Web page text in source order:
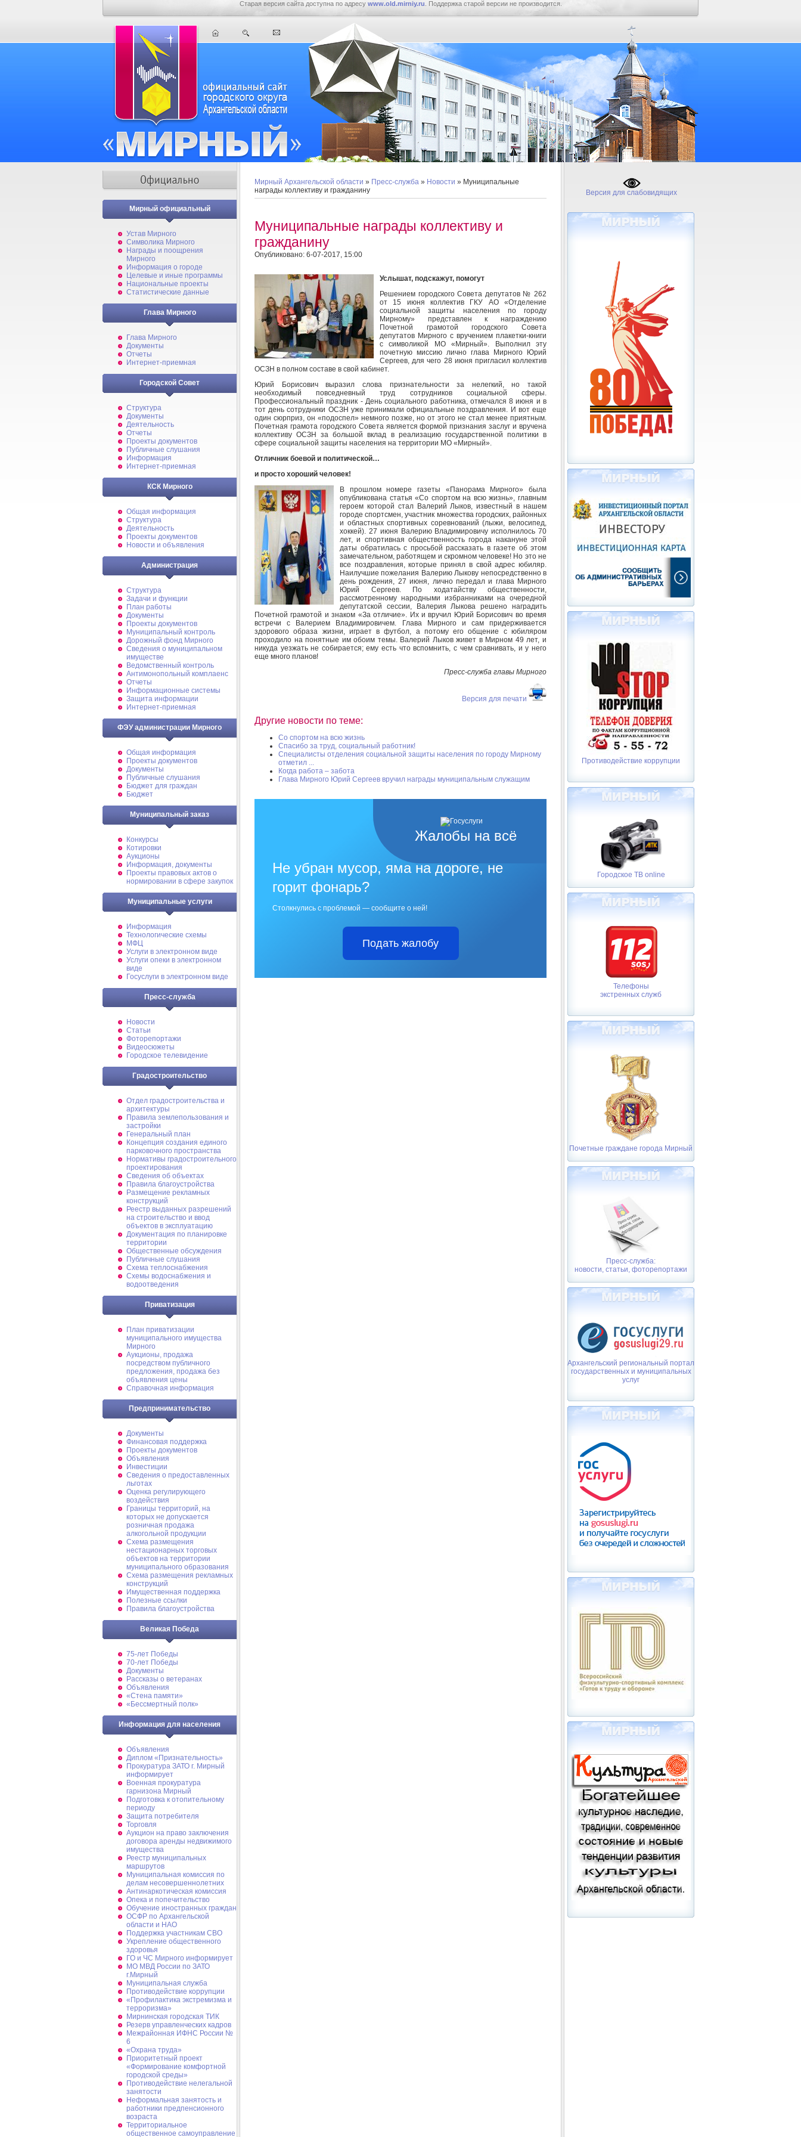
Старая версия сайта доступна по адресу www.old.mirniy.ru . Поддержка старой версии не производится.
Мирный официальный
Устав Мирного
Символика Мирного
Награды и поощрения
Мирного
Информация о городе
Целевые и иные программы
Национальные проекты
Статистические данные
Глава Мирного
Глава Мирного
Документы
Отчеты
Интернет-приемная
Городской Совет
Структура
Документы
Деятельность
Отчеты
Проекты документов
Публичные слушания
Информация
Интернет-приемная
КСК Мирного
Общая информация
Структура
Деятельность
Проекты документов
Новости и объявления
Администрация
Структура
Задачи и функции
План работы
Документы
Проекты документов
Муниципальный контроль
Дорожный фонд Мирного
Cведения о муниципальном
имуществе
Ведомственный контроль
Антимонопольный комплаенс
Отчеты
Информационные системы
Защита информации
Интернет-приемная
ФЭУ администрации Мирного
Общая информация
Проекты документов
Документы
Публичные слушания
Бюджет для граждан
Бюджет
Муниципальный заказ
Конкурсы
Котировки
Аукционы
Информация, документы
Проекты правовых актов о
нормировании в сфере закупок
Муниципальные услуги
Информация
Технологические схемы
МФЦ
Услуги в электронном виде
Услуги опеки в электронном
виде
Госуслуги в электронном виде
Пресс-служба
Новости
Статьи
Фоторепортажи
Видеосюжеты
Городское телевидение
Градостроительство
Отдел градостроительства и
архитектуры
Правила землепользования и
застройки
Генеральный план
Концепция создания единого
парковочного пространства
Нормативы градостроительного
проектирования
Сведения об объектах
Правила благоустройства
Размещение рекламных
конструкций
Реестр выданных разрешений
на строительство и ввод
объектов в эксплуатацию
Документация по планировке
территории
Общественные обсуждения
Публичные слушания
Схема теплоснабжения
Схемы водоснабжения и
водоотведения
Приватизация
План приватизации
муниципального имущества
Мирного
Аукционы, продажа
посредством публичного
предложения, продажа без
объявления цены
Справочная информация
Предпринимательство
Документы
Финансовая поддержка
Проекты документов
Объявления
Инвестиции
Сведения о предоставленных
льготах
Оценка регулирующего
воздействия
Границы территорий, на
которых не допускается
розничная продажа
алкогольной продукции
Схема размещения
нестационарных торговых
объектов на территории
муниципального образования
Схема размещения рекламных
конструкций
Имущественная поддержка
Полезные ссылки
Правила благоустройства
Великая Победа
75-лет Победы
70-лет Победы
Документы
Рассказы о ветеранах
Объявления
«Стена памяти»
«Бессмертный полк»
Информация для населения
Объявления
Диплом «Признательность»
Прокуратура ЗАТО г. Мирный
информирует
Военная прокуратура
гарнизона Мирный
Подготовка к отопительному
периоду
Защита потребителя
Торговля
Аукцион на право заключения
договора аренды недвижимого
имущества
Реестр муниципальных
маршрутов
Муниципальная комиссия по
делам несовершеннолетних
Антинаркотическая комиссия
Опека и попечительство
Обучение иностранных граждан
ОСФР по Архангельской
области и НАО
Поддержка участникам СВО
Укрепление общественного
здоровья
ГО и ЧС Мирного информирует
МО МВД России по ЗАТО
г.Мирный
Муниципальная cлужба
Противодействие коррупции
«Профилактика экстремизма и
терроризма»
Мирнинская городская ТИК
Резерв управленческих кадров
Межрайонная ИФНС России №
6
«Охрана труда»
Приоритетный проект
«Формирование комфортной
городской среды»
Противодействие нелегальной
занятости
Неформальная занятость и
работники предпенсионного
возраста
Территориальное
общественное самоуправление
Мирный Архангельской области » Пресс-служба » Новости » Муниципальные
награды коллективу и гражданину
Муниципальные награды коллективу и
гражданину
Опубликовано: 6-07-2017, 15:00
Услышат, подскажут, помогут
Решением городского Совета депутатов № 262
от 15 июня коллектив ГКУ АО «Отделение
социальной защиты населения по городу
Мирному» представлен к награждению
Почетной грамотой городского Совета
депутатов Мирного с вручением плакетки-книги
с символикой МО «Мирный». Выполнил эту
почетную миссию лично глава Мирного Юрий
Сергеев, для чего 28 июня пригласил коллектив
ОСЗН в полном составе в свой кабинет.
Юрий Борисович выразил слова признательности за нелегкий, но такой
необходимый повседневный труд сотрудников социальной сферы.
Профессиональный праздник - День социального работника, отмечался 8 июня и в
тот день сотрудники ОСЗН уже принимали официальные поздравления. И вот еще
один сюрприз, он «подоспел» немного позже, но от этого не стал менее приятным.
Почетная грамота городского Совета является формой признания заслуг и вручена
коллективу ОСЗН за большой вклад в реализацию государственной политики в
сфере социальной защиты населения на территории МО «Мирный».
Отличник боевой и политической…
и просто хороший человек!
В прошлом номере газеты «Панорама Мирного» была
опубликована статья «Со спортом на всю жизнь», главным
героем которой стал Валерий Лыков, известный в нашем
городе спортсмен, участник множества городских, районных
и областных спортивных соревнований (лыжи, велосипед,
хоккей). 27 июня Валерию Владимировичу исполнилось 70
лет, и спортивная общественность города накануне этой
даты обратилась с просьбой рассказать в газете об этом
замечательном, работящем и скромном человеке! Но это не
все поздравления, которые принял в свой адрес юбиляр.
Наилучшие пожелания Валерию Лыкову непосредственно в
день рождения, 27 июня, лично передал и глава Мирного
Юрий Сергеев. По ходатайству общественности,
рассмотренному народными избранниками на очередной
депутатской сессии, Валерия Лыкова решено наградить
Почетной грамотой и знаком «За отличие». Их и вручил Юрий Борисович во время
встречи с Валерием Владимировичем. Глава Мирного и сам придерживается
здорового образа жизни, играет в футбол, а потому его общение с юбиляром
проходило на понятные им обоим темы. Валерий Лыков живет в Мирном 49 лет, и
никуда уезжать не собирается; ему есть что вспомнить, с чем сравнивать, и у него
еще много планов!
Пресс-служба главы Мирного
Версия для печати
Другие новости по теме:
Со спортом на всю жизнь
Спасибо за труд, социальный работник!
Специалисты отделения социальной защиты населения по городу Мирному
отметил ...
Когда работа – забота
Глава Мирного Юрий Сергеев вручил награды муниципальным служащим
Жалобы на всё
Не убран мусор, яма на дороге, не
горит фонарь?
Столкнулись с проблемой — сообщите о ней!
Подать жалобу
Версия для слабовидящих
Противодействие коррупции
Городское ТВ online
Телефоны
экстренных служб
Почетные граждане города Мирный
Пресс-служба:
новости, статьи, фоторепортажи
Архангельский региональный портал
государственных и муниципальных
услуг